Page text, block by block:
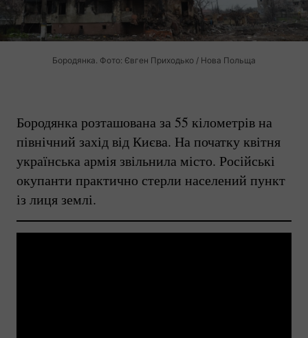
Бородянка. Фото: Євген Приходько / Нова Польща
Бородянка розташована за 55 кілометрів на
північний захід від Києва. На початку квітня
українська армія звільнила місто. Російські
окупанти практично стерли населений пункт
із лиця землі.